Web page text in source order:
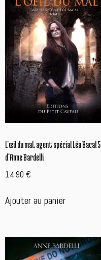
L’œil du mal, agent spécial Léa Bacal 5
d’Anne Bardelli
14.90 €
Ajouter au panier